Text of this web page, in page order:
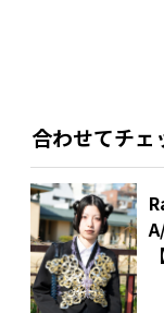
合わせてチェ